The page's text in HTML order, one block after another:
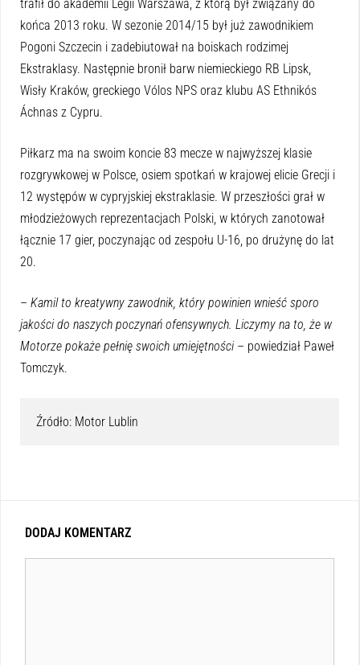
trafił do akademii Legii Warszawa, z którą był związany do
końca 2013 roku. W sezonie 2014/15 był już zawodnikiem
Pogoni Szczecin i zadebiutował na boiskach rodzimej
Ekstraklasy. Następnie bronił barw niemieckiego RB Lipsk,
Wisły Kraków, greckiego Vólos NPS oraz klubu AS Ethnikós
Áchnas z Cypru.
Piłkarz ma na swoim koncie 83 mecze w najwyższej klasie
rozgrywkowej w Polsce, osiem spotkań w krajowej elicie Grecji i
12 występów w cypryjskiej ekstraklasie. W przeszłości grał w
młodzieżowych reprezentacjach Polski, w których zanotował
łącznie 17 gier, poczynając od zespołu U-16, po drużynę do lat
20.
– Kamil to kreatywny zawodnik, który powinien wnieść sporo
jakości do naszych poczynań ofensywnych. Liczymy na to, że w
Motorze pokaże pełnię swoich umiejętności– powiedział Paweł
Tomczyk.
Źródło: Motor Lublin
DODAJ KOMENTARZ